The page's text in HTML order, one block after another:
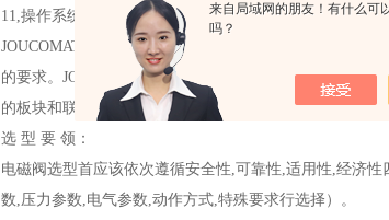
来自局域网的朋友！有什么可
吗？
11,操作系统和自动化设备
JOUCOMATIC产品均按照标准设计和生产,能够设计出
的要求。JOUCOMATIC也可以提供比例气动产品和用在
的板块和联接器（Multipol）。
选 型 要 领：
电磁阀选型首应该依次遵循安全性,可靠性,适用性,经济
数,压力参数,电气参数,动作方式,特殊要求行选择）。